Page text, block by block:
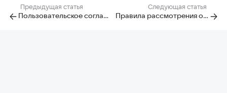
Предыдущая статья
Пользовательское соглашение
Следующая статья
Правила рассмотрения обращений, связанных с распространением информации с нарушением закона на сайте Ответы Mail